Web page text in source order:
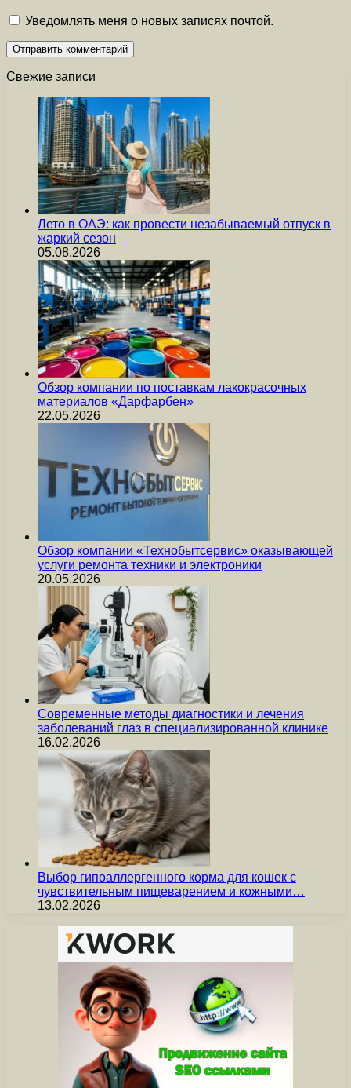
Уведомлять меня о новых записях почтой.
Свежие записи
Лето в ОАЭ: как провести незабываемый отпуск в
жаркий сезон
05.08.2026
Обзор компании по поставкам лакокрасочных
материалов «Дарфарбен»
22.05.2026
Обзор компании «Технобытсервис» оказывающей
услуги ремонта техники и электроники
20.05.2026
Современные методы диагностики и лечения
заболеваний глаз в специализированной клинике
16.02.2026
Выбор гипоаллергенного корма для кошек с
чувствительным пищеварением и кожными…
13.02.2026